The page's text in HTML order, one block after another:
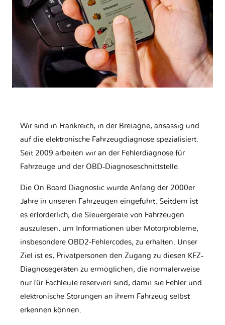
Wir sind in Frankreich, in der Bretagne, ansässig und
auf die elektronische Fahrzeugdiagnose spezialisiert.
Seit 2009 arbeiten wir an der Fehlerdiagnose für
Fahrzeuge und der OBD-Diagnoseschnittstelle.
Die On Board Diagnostic wurde Anfang der 2000er
Jahre in unseren Fahrzeugen eingeführt. Seitdem ist
es erforderlich, die Steuergeräte von Fahrzeugen
auszulesen, um Informationen über Motorprobleme,
insbesondere OBD2-Fehlercodes, zu erhalten. Unser
Ziel ist es, Privatpersonen den Zugang zu diesen KFZ-
Diagnosegeräten zu ermöglichen, die normalerweise
nur für Fachleute reserviert sind, damit sie Fehler und
elektronische Störungen an ihrem Fahrzeug selbst
erkennen können.